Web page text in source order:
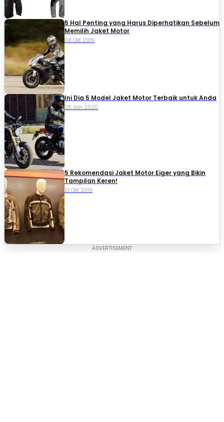
5 Hal Penting yang Harus Diperhatikan Sebelum
Memilih Jaket Motor
08 Okt 2019
Ini Dia 5 Model Jaket Motor Terbaik untuk Anda
05 Jan 2020
5 Rekomendasi Jaket Motor Eiger yang Bikin
Tampilan Keren!
21 Okt 2019